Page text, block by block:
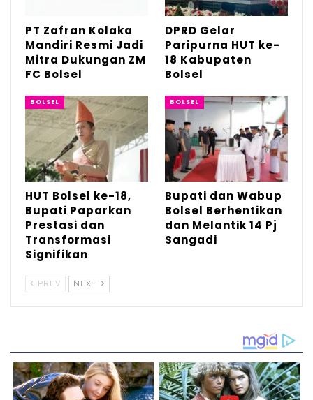
Agu 4, 2026
DPRD Gelar Paripurna HUT ke-18
Kabupaten Bolsel
HUT Bolsel ke-18, Bupati Paparkan Prestasi
dan…
Jul 21, 2026
PT Zafran Kolaka
Mandiri Resmi Jadi
Mitra Dukungan ZM
FC Bolsel
DPRD Gelar
Paripurna HUT ke-
18 Kabupaten
Bolsel
BOLSEL
HUT Bolsel ke-18,
Bupati Paparkan
Prestasi dan
Transformasi
Signifikan
BOLSEL
Bupati dan Wabup
Bolsel Berhentikan
dan Melantik 14 Pj
Sangadi
PREV NEXT